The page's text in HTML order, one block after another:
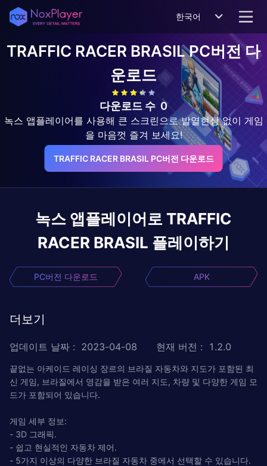
한국어
TRAFFIC RACER BRASILPC버전 다
운로드
다운로드 수 0
녹스 앱플레이어를 사용해 큰 스크린으로 발열현상 없이 게임
을 마음껏 즐겨 보세요!
TRAFFIC RACER BRASIL PC버전 다운로드
녹스 앱플레이어로 TRAFFIC
RACER BRASIL 플레이하기
PC버전 다운로드 APK
더보기
업데이트 날짜 : 2023-04-08 현재 버전 : 1.2.0
끝없는 아케이드 레이싱 장르의 브라질 자동차와 지도가 포함된 최
신 게임, 브라질에서 영감을 받은 여러 지도, 차량 및 다양한 게임 모
드가 포함되어 있습니다.
게임 세부 정보:
- 3D 그래픽.
- 쉽고 현실적인 자동차 제어.
- 5가지 이상의 다양한 브라질 자동차 중에서 선택할 수 있습니다.